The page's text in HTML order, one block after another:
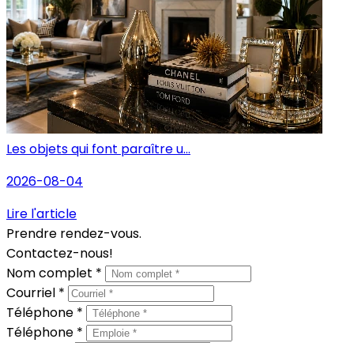
Les objets qui font paraître u...
2026-08-04
Lire l'article
Prendre rendez-vous.
Contactez-nous!
Nom complet *
Courriel *
Téléphone *
Téléphone *